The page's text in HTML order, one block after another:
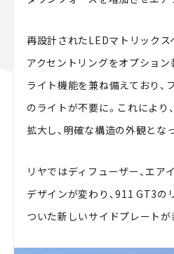
再設計されたLEDマトリックス
アクセントリングをオプション
ライト機能を兼ね備えており、
のライトが不要に。これにより
拡大し、明確な構造の外観とな
リヤではディフューザー、エア
デザインが変わり、911 GT3の
ついた新しいサイドプレートが